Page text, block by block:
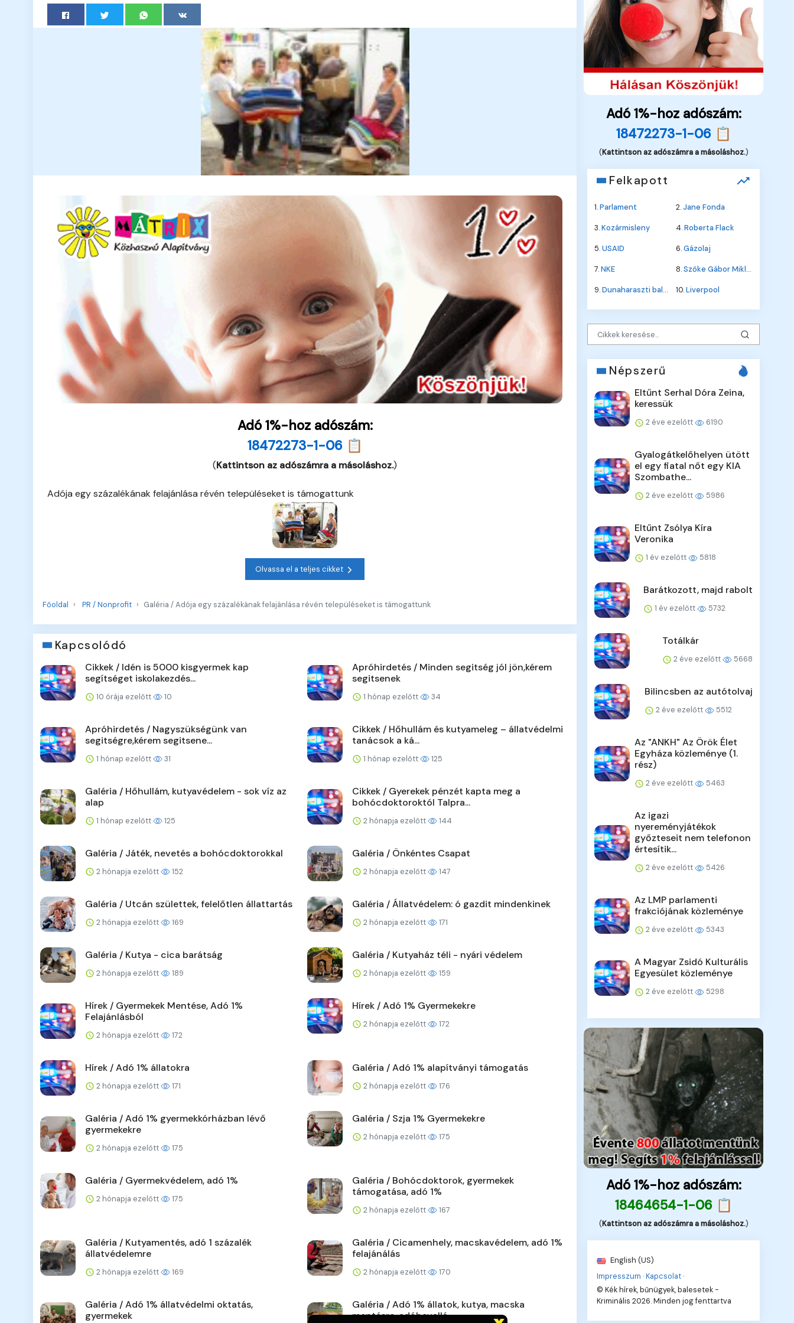
Adó 1%-hoz adószám:
18472273-1-06 📋
(Kattintson az adószámra a másoláshoz.)
Adója egy százalékának felajánlása révén településeket is támogattunk
Olvassa el a teljes cikket
Főoldal PR / Nonprofit Galéria / Adója egy százalékának felajánlása révén településeket is támogattunk
Kapcsolódó
Cikkek / Idén is 5000 kisgyermek kap
segítséget iskolakezdés...
10 órája ezelőtt 10
Apróhirdetés / Minden segitség jól jön,kérem
segitsenek
1 hónap ezelőtt 34
Apróhirdetés / Nagyszükségünk van
segitségre,kérem segitsene...
1 hónap ezelőtt 31
Cikkek / Hőhullám és kutyameleg – állatvédelmi
tanácsok a ká...
1 hónap ezelőtt 125
Galéria / Hőhullám, kutyavédelem - sok víz az
alap
1 hónap ezelőtt 125
Cikkek / Gyerekek pénzét kapta meg a
bohócdoktoroktól Talpra...
2 hónapja ezelőtt 144
Galéria / Játék, nevetés a bohócdoktorokkal
2 hónapja ezelőtt 152
Galéria / Önkéntes Csapat
2 hónapja ezelőtt 147
Galéria / Utcán születtek, felelőtlen állattartás
2 hónapja ezelőtt 169
Galéria / Állatvédelem: ó gazdit mindenkinek
2 hónapja ezelőtt 171
Galéria / Kutya - cica barátság
2 hónapja ezelőtt 189
Galéria / Kutyaház téli - nyári védelem
2 hónapja ezelőtt 159
Hírek / Gyermekek Mentése, Adó 1%
Felajánlásból
2 hónapja ezelőtt 172
Hírek / Adó 1% Gyermekekre
2 hónapja ezelőtt 172
Hírek / Adó 1% állatokra
2 hónapja ezelőtt 171
Galéria / Adó 1% alapítványi támogatás
2 hónapja ezelőtt 176
Galéria / Adó 1% gyermekkórházban lévő
gyermekekre
2 hónapja ezelőtt 175
Galéria / Szja 1% Gyermekekre
2 hónapja ezelőtt 175
Galéria / Gyermekvédelem, adó 1%
2 hónapja ezelőtt 175
Galéria / Bohócdoktorok, gyermekek
támogatása, adó 1%
2 hónapja ezelőtt 167
Galéria / Kutyamentés, adó 1 százalék
állatvédelemre
2 hónapja ezelőtt 169
Galéria / Cicamenhely, macskavédelem, adó 1%
felajánálás
2 hónapja ezelőtt 170
Galéria / Adó 1% állatvédelmi oktatás,
gyermekek
Galéria / Adó 1% állatok, kutya, macska
mentésre, adóbevallá...
Adó 1%-hoz adószám:
18472273-1-06 📋
(Kattintson az adószámra a másoláshoz.)
Felkapott
1.Parlament 2.Jane Fonda
3.Kozármisleny 4.Roberta Flack
5.USAID 6.Gázolaj
7.NKE 8.Szőke Gábor Miklós
9.Dunaharaszti baleset 10.Liverpool
Népszerű
Eltűnt Serhal Dóra Zeina,
keressük
2 éve ezelőtt 6190
Gyalogátkelőhelyen ütött
el egy fiatal nőt egy KIA
Szombathe...
2 éve ezelőtt 5986
Eltűnt Zsólya Kíra
Veronika
1 év ezelőtt 5818
Barátkozott, majd rabolt
1 év ezelőtt 5732
Totálkár
2 éve ezelőtt 5668
Bilincsben az autótolvaj
2 éve ezelőtt 5512
Az "ANKH" Az Örök Élet
Egyháza közleménye (1.
rész)
2 éve ezelőtt 5463
Az igazi
nyereményjátékok
győzteseit nem telefonon
értesítik...
2 éve ezelőtt 5426
Az LMP parlamenti
frakciójának közleménye
2 éve ezelőtt 5343
A Magyar Zsidó Kulturális
Egyesület közleménye
2 éve ezelőtt 5298
Adó 1%-hoz adószám:
18464654-1-06 📋
(Kattintson az adószámra a másoláshoz.)
English (US)
Impresszum ·Kapcsolat ·
© Kék hírek, bűnügyek, balesetek -
Kriminális 2026. Minden jog fenttartva